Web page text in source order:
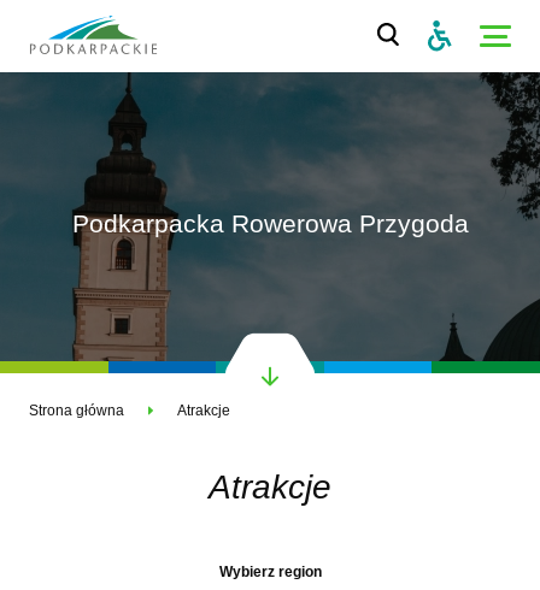
Podkarpacka Rowerowa Przygoda
Strona główna Atrakcje
Atrakcje
Wybierz region